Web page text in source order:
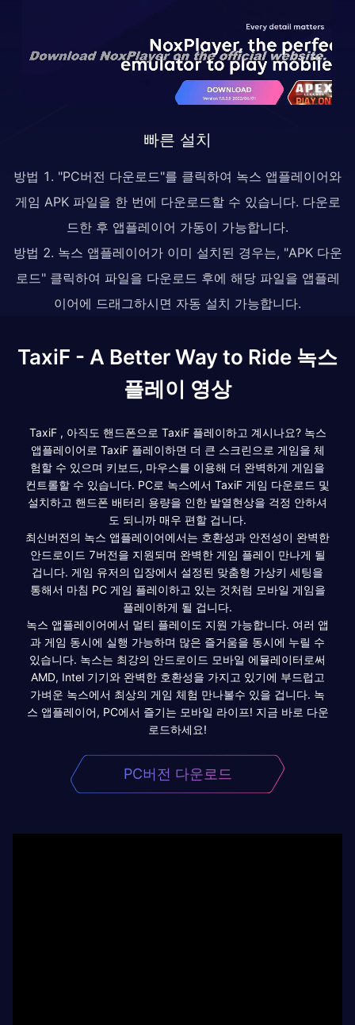
빠른 설치
방법 1. "PC버전 다운로드"를 클릭하여 녹스 앱플레이어와
게임 APK 파일을 한 번에 다운로드할 수 있습니다. 다운로
드한 후 앱플레이어 가동이 가능합니다.
방법 2. 녹스 앱플레이어가 이미 설치된 경우는, "APK 다운
로드" 클릭하여 파일을 다운로드 후에 해당 파일을 앱플레
이어에 드래그하시면 자동 설치 가능합니다.
TaxiF - A Better Way to Ride 녹스
플레이 영상
TaxiF , 아직도 핸드폰으로 TaxiF 플레이하고 계시나요? 녹스
앱플레이어로 TaxiF 플레이하면 더 큰 스크린으로 게임을 체
험할 수 있으며 키보드, 마우스를 이용해 더 완벽하게 게임을
컨트롤할 수 있습니다. PC로 녹스에서 TaxiF 게임 다운로드 및
설치하고 핸드폰 배터리 용량을 인한 발열현상을 걱정 안하셔
도 되니까 매우 편할 겁니다.
최신버전의 녹스 앱플레이어에서는 호환성과 안전성이 완벽한
안드로이드 7버전을 지원되며 완벽한 게임 플레이 만나게 될
겁니다. 게임 유저의 입장에서 설정된 맞춤형 가상키 세팅을
통해서 마침 PC 게임 플레이하고 있는 것처럼 모바일 게임을
플레이하게 될 겁니다.
녹스 앱플레이어에서 멀티 플레이도 지원 가능합니다. 여러 앱
과 게임 동시에 실행 가능하며 많은 즐거움을 동시에 누릴 수
있습니다. 녹스는 최강의 안드로이드 모바일 에뮬레이터로써
AMD, Intel 기기와 완벽한 호환성을 가지고 있기에 부드럽고
가벼운 녹스에서 최상의 게임 체험 만나볼수 있을 겁니다. 녹
스 앱플레이어, PC에서 즐기는 모바일 라이프! 지금 바로 다운
로드하세요!
PC버전 다운로드